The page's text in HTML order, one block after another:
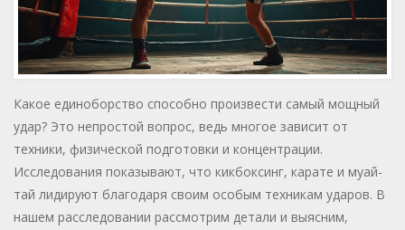
Какое единоборство способно произвести самый мощный
удар? Это непростой вопрос, ведь многое зависит от
техники, физической подготовки и концентрации.
Исследования показывают, что кикбоксинг, карате и муай-
тай лидируют благодаря своим особым техникам ударов. В
нашем расследовании рассмотрим детали и выясним,